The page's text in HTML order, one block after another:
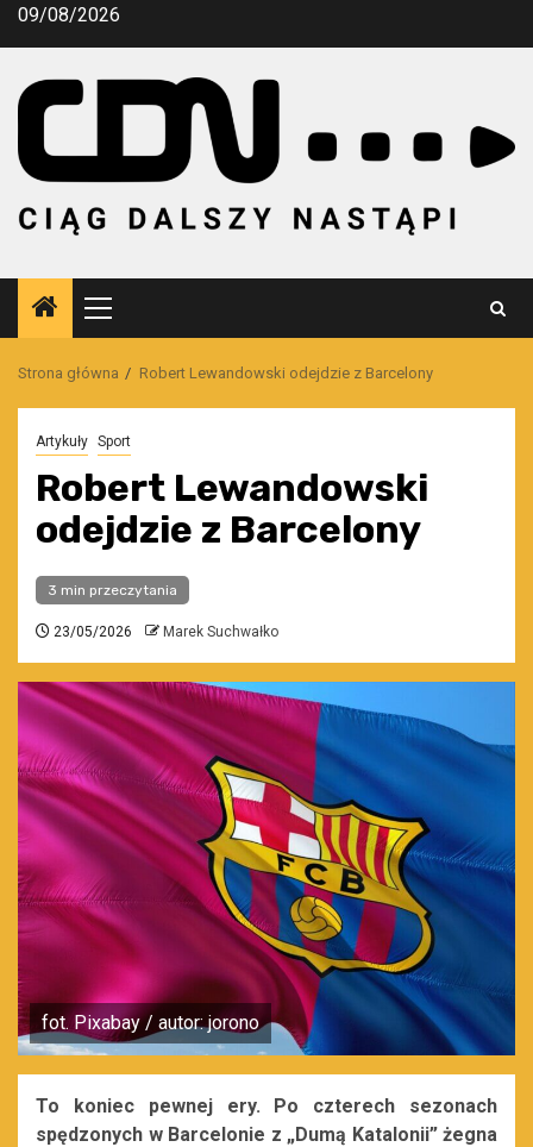
Przejdź
09/08/2026
Menu
główne
Strona główna Robert Lewandowski odejdzie z Barcelony
Artykuły Sport
Robert Lewandowski
odejdzie z Barcelony
3 min przeczytania
23/05/2026 Marek Suchwałko
fot. Pixabay / autor: jorono
To koniec pewnej ery. Po czterech sezonach
spędzonych w Barcelonie z „Dumą Katalonii” żegna